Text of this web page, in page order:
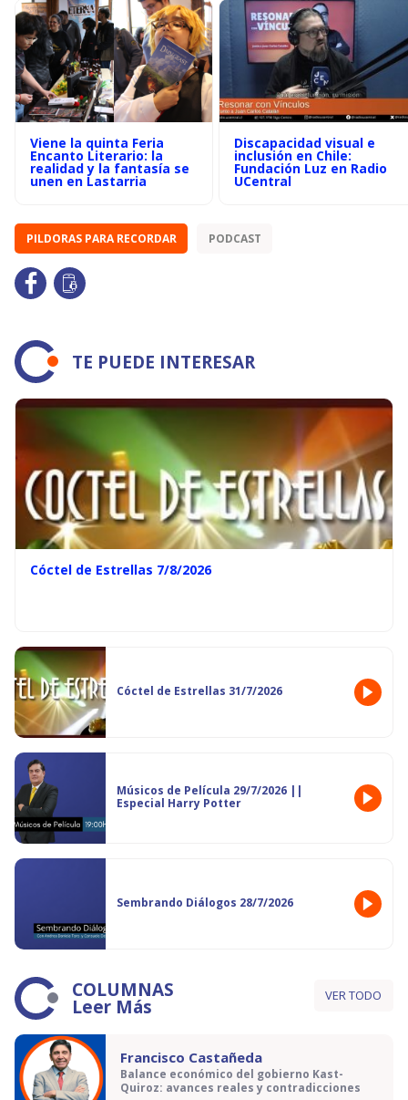
Viene la quinta Feria
Encanto Literario: la
realidad y la fantasía se
unen en Lastarria
Discapacidad visual e
inclusión en Chile:
Fundación Luz en Radio
UCentral
PILDORAS PARA RECORDAR PODCAST
TE PUEDE INTERESAR
Cóctel de Estrellas 7/8/2026
Cóctel de Estrellas 31/7/2026
Músicos de Película 29/7/2026 ||
Especial Harry Potter
Sembrando Diálogos 28/7/2026
COLUMNAS
Leer Más VER TODO
Francisco Castañeda
Balance económico del gobierno Kast-
Quiroz: avances reales y contradicciones